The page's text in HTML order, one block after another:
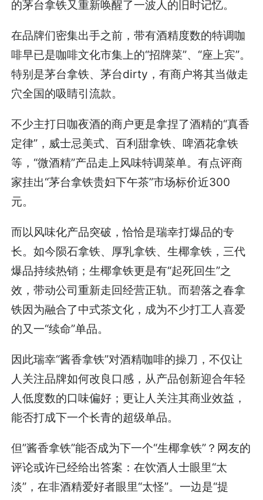
的茅台拿铁又重新唤醒了一波人的旧时记忆。
在品牌们密集出手之前，带有酒精度数的特调咖
啡早已是咖啡文化市集上的“招牌菜”、“座上宾”。
特别是茅台拿铁、茅台dirty，有商户将其当做走
穴全国的吸睛引流款。
不少主打日咖夜酒的商户更是拿捏了酒精的“真香
定律”，威士忌美式、百利甜拿铁、啤酒花拿铁
等，“微酒精”产品走上风味特调菜单。有点评商
家挂出“茅台拿铁贵妇下午茶”市场标价近300
元。
而以风味化产品突破，恰恰是瑞幸打爆品的专
长。如今陨石拿铁、厚乳拿铁、生椰拿铁，三代
爆品持续热销；生椰拿铁更是有“起死回生”之
效，带动公司重新走回经营正轨。而碧落之春拿
铁因为融合了中式茶文化，成为不少打工人喜爱
的又一“续命”单品。
因此瑞幸“酱香拿铁”对酒精咖啡的操刀，不仅让
人关注品牌如何改良口感，从产品创新迎合年轻
人低度数的口味偏好；更让人关注其商业效益，
能否打成下一个长青的超级单品。
但”酱香拿铁”能否成为下一个“生椰拿铁”？网友的
评论或许已经给出答案：在饮酒人士眼里“太
淡”，在非酒精爱好者眼里“太怪”。一边是“提